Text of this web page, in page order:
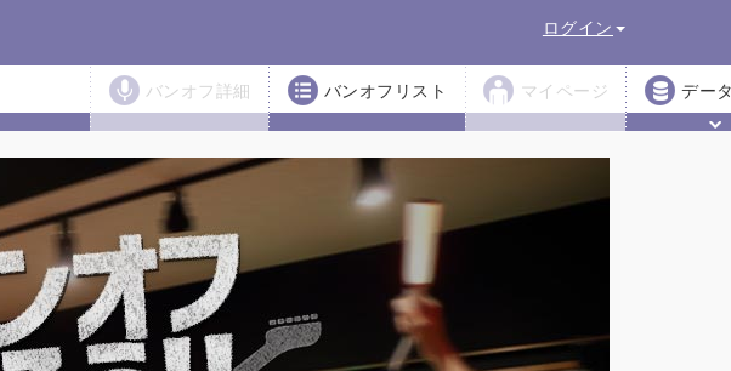
ログイン
バンオフ詳細 バンオフリスト マイページ デー